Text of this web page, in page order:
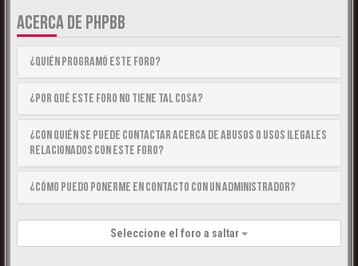
ACERCA DE PHPBB
¿Quién programó este foro?
¿Por qué este foro no tiene tal cosa?
¿Con quién se puede contactar acerca de abusos o usos ilegales
relacionados con este foro?
¿Cómo puedo ponerme en contacto con un Administrador?
Seleccione el foro a saltar